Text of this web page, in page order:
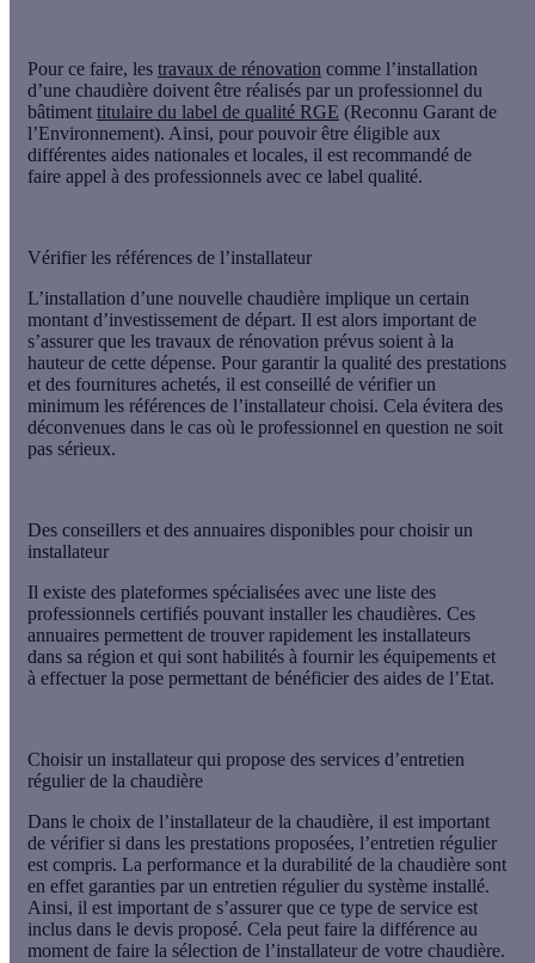
Pour ce faire, les travaux de rénovation comme l’installation
d’une chaudière doivent être réalisés par un professionnel du
bâtiment titulaire du label de qualité RGE (Reconnu Garant de
l’Environnement). Ainsi, pour pouvoir être éligible aux
différentes aides nationales et locales, il est recommandé de
faire appel à des professionnels avec ce label qualité.
Vérifier les références de l’installateur
L’installation d’une nouvelle chaudière implique un certain
montant d’investissement de départ. Il est alors important de
s’assurer que les travaux de rénovation prévus soient à la
hauteur de cette dépense. Pour garantir la qualité des prestations
et des fournitures achetés, il est conseillé de vérifier un
minimum les références de l’installateur choisi. Cela évitera des
déconvenues dans le cas où le professionnel en question ne soit
pas sérieux.
Des conseillers et des annuaires disponibles pour choisir un
installateur
Il existe des plateformes spécialisées avec une liste des
professionnels certifiés pouvant installer les chaudières. Ces
annuaires permettent de trouver rapidement les installateurs
dans sa région et qui sont habilités à fournir les équipements et
à effectuer la pose permettant de bénéficier des aides de l’Etat.
Choisir un installateur qui propose des services d’entretien
régulier de la chaudière
Dans le choix de l’installateur de la chaudière, il est important
de vérifier si dans les prestations proposées, l’entretien régulier
est compris. La performance et la durabilité de la chaudière sont
en effet garanties par un entretien régulier du système installé.
Ainsi, il est important de s’assurer que ce type de service est
inclus dans le devis proposé. Cela peut faire la différence au
moment de faire la sélection de l’installateur de votre chaudière.